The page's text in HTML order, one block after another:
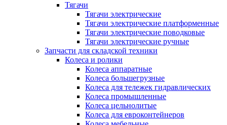
Тягачи
Тягачи электрические
Тягачи электрические платформенные
Тягачи электрические поводковые
Тягачи электрические ручные
Запчасти для складской техники
Колеса и ролики
Колеса аппаратные
Колеса большегрузные
Колеса для тележек гидравлических
Колеса промышленные
Колеса цельнолитые
Колеса для евроконтейнеров